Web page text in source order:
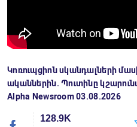
Կոռուպցիոն սկանդալների
ականներին. Պուտինը
Alpha Newsroom 03.08.2026
128.9K